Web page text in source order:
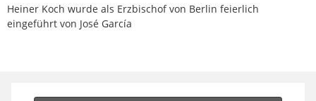
Heiner Koch wurde als Erzbischof von Berlin feierlich
eingeführt von José García